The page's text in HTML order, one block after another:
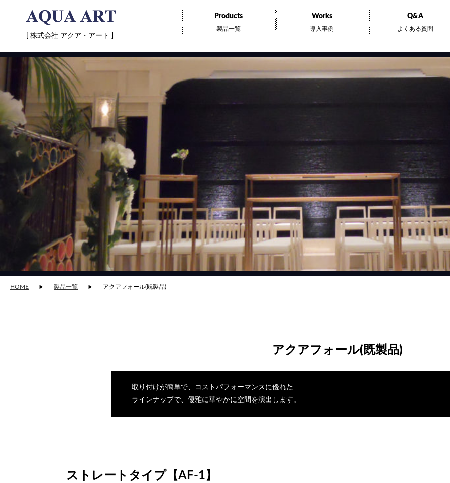
[ 株式会社 アクア・アート ]
Products
製品一覧
Works
導入事例
Q&A
よくある質問
HOME 製品一覧 アクアフォール(既製品)
アクアフォール(既製品)
取り付けが簡単で、コストパフォーマンスに優れた
ラインナップで、優雅に華やかに空間を演出します。
ストレートタイプ【AF-1】